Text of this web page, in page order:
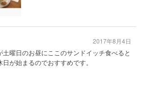
土曜日のお昼にここのサンドイッチ食べると
が始まるのでおすすめです。
2017年8月4日